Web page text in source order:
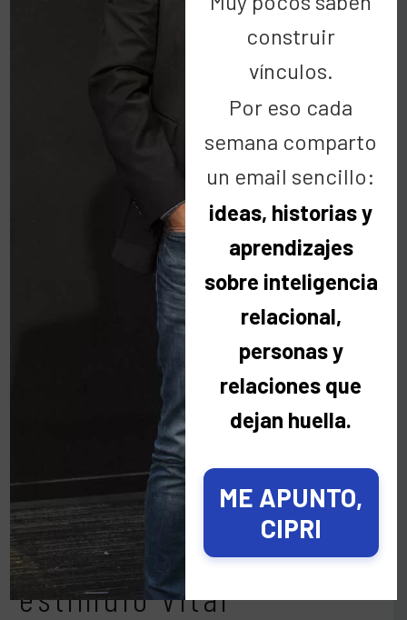
19 Nov:Mi nombre es
Cuenta una leyenda africana que si cambias tu
nombre por el de una persona enferma puedes
salvarle la vida. Kimbo…
Mi Confidencial
Para Pensar
12 Nov:
La crisis como
estímulo vital
construir
vínculos.
Por eso cada
semana comparto
un email sencillo:
ideas, historias y
aprendizajes
sobre inteligencia
relacional,
personas y
relaciones que
dejan huella.
ME APUNTO,
CIPRI